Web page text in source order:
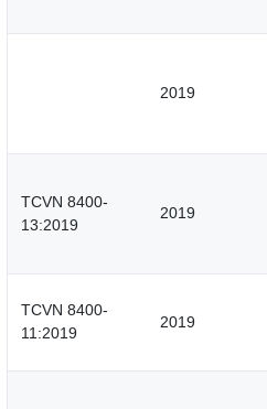
2019
TCVN 8400-
13:2019
2019
TCVN 8400-
11:2019
2019